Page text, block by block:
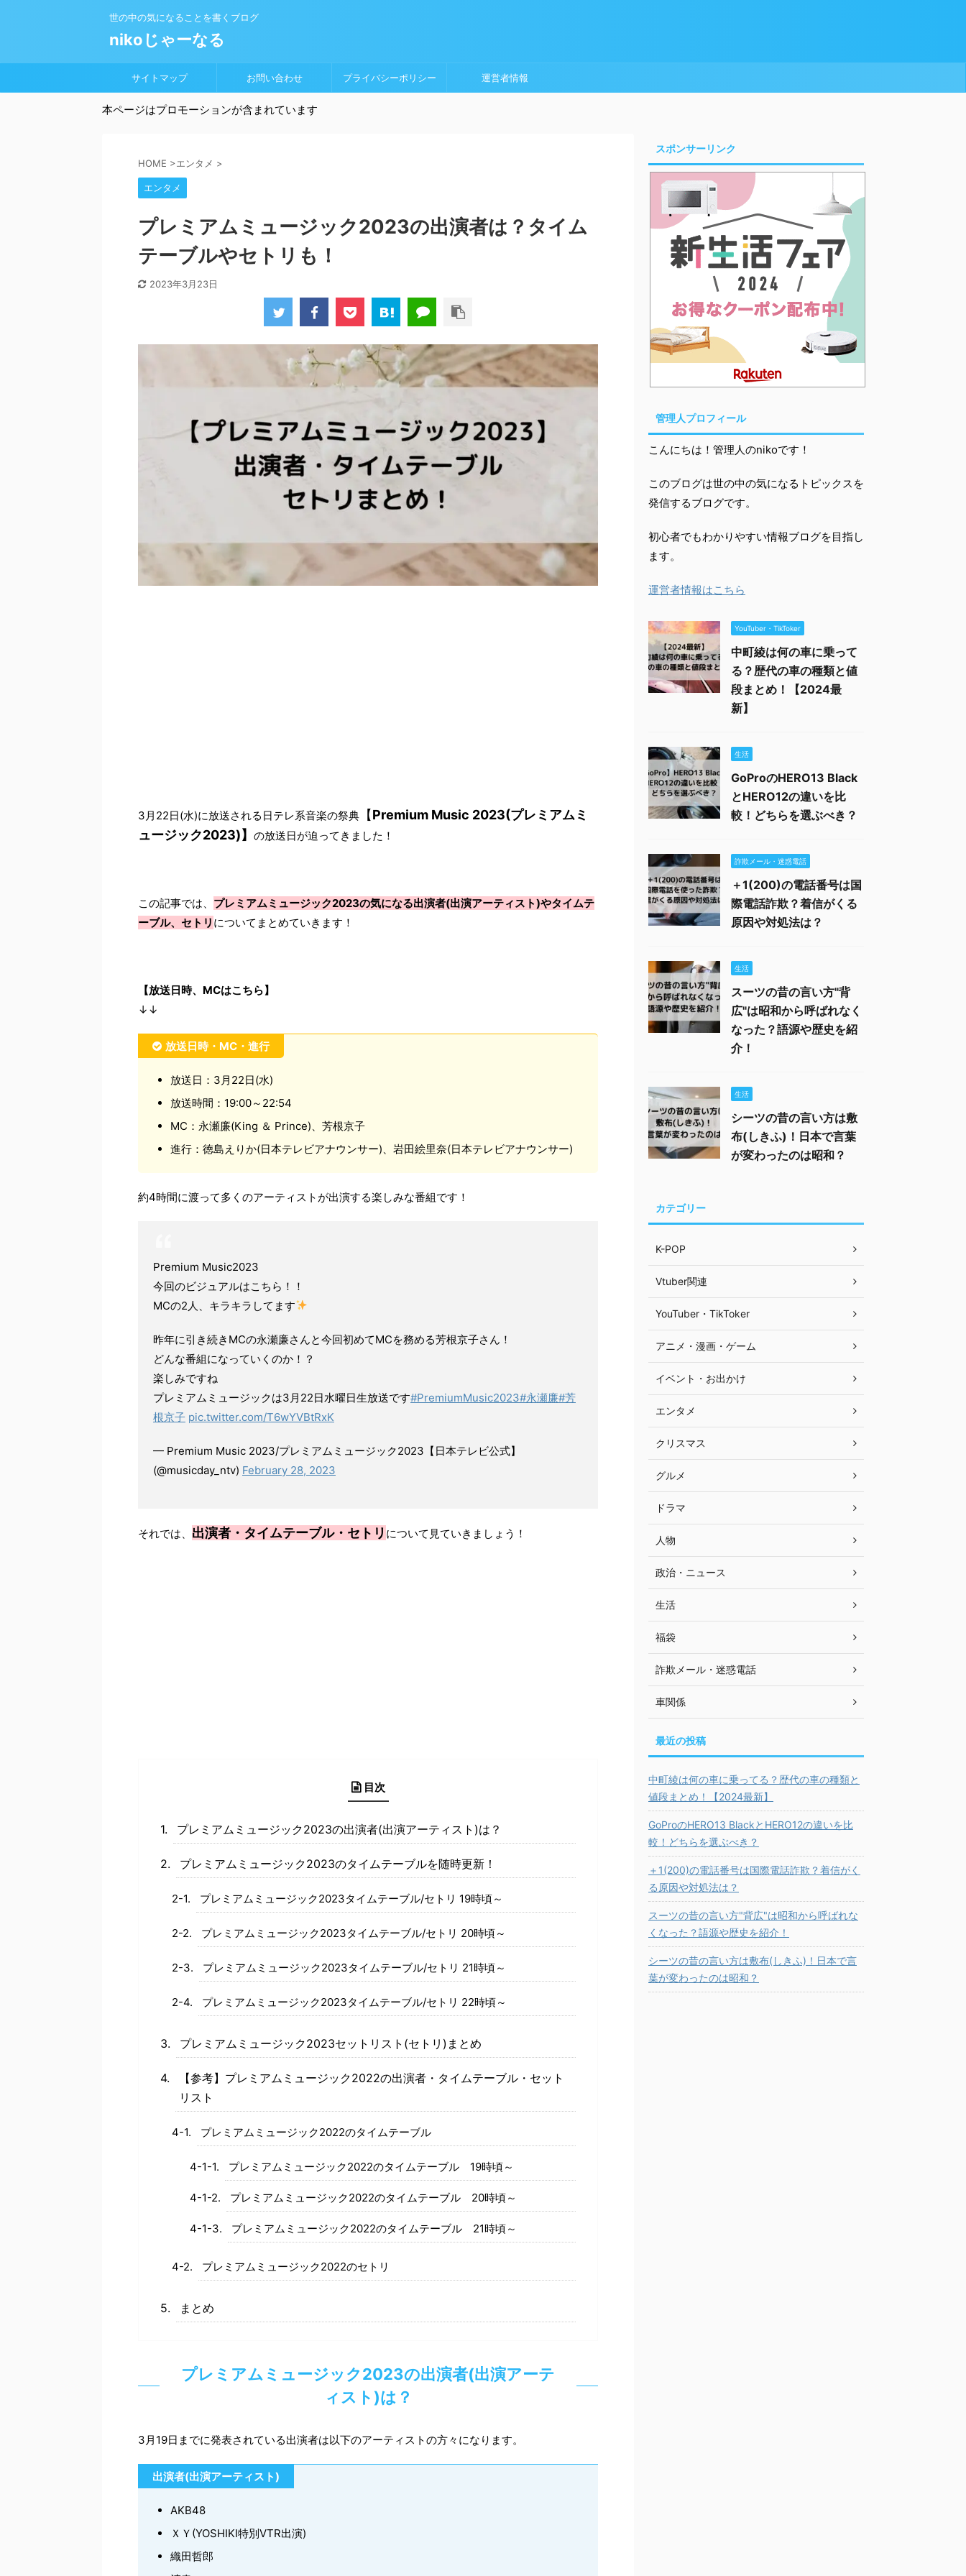
世の中の気になることを書くブログ
nikoじゃーなる
サイトマップ お問い合わせ プライバシーポリシー 運営者情報
本ページはプロモーションが含まれています
HOME >エンタメ >
エンタメ
プレミアムミュージック2023の出演者は？タイム
テーブルやセトリも！
2023年3月23日
3月22日(水)に放送される日テレ系音楽の祭典 【Premium Music 2023(プレミアムミ
ュージック2023)】 の放送日が迫ってきました！
この記事では、 プレミアムミュージック2023の気になる出演者(出演アーティスト)やタイムテ
ーブル、セトリ についてまとめていきます！
【放送日時、MCはこちら】
↓↓
放送日時・MC・進行
放送日：3月22日(水)
放送時間：19:00～22:54
MC：永瀬廉(King ＆ Prince)、芳根京子
進行：徳島えりか(日本テレビアナウンサー)、岩田絵里奈(日本テレビアナウンサー)
約4時間に渡って多くのアーティストが出演する楽しみな番組です！
Premium Music2023
今回のビジュアルはこちら！！
MCの2人、キラキラしてます
昨年に引き続きMCの永瀬廉さんと今回初めてMCを務める芳根京子さん！
どんな番組になっていくのか！？
楽しみですね
プレミアムミュージックは3月22日水曜日生放送です#PremiumMusic2023#永瀬廉#芳
根京子 pic.twitter.com/T6wYVBtRxK
— Premium Music 2023/プレミアムミュージック2023【日本テレビ公式】
(@musicday_ntv) February 28, 2023
それでは、 出演者・タイムテーブル・セトリ について見ていきましょう！
目次
プレミアムミュージック2023の出演者(出演アーティスト)は？
プレミアムミュージック2023のタイムテーブルを随時更新！
プレミアムミュージック2023タイムテーブル/セトリ 19時頃～
プレミアムミュージック2023タイムテーブル/セトリ 20時頃～
プレミアムミュージック2023タイムテーブル/セトリ 21時頃～
プレミアムミュージック2023タイムテーブル/セトリ 22時頃～
プレミアムミュージック2023セットリスト(セトリ)まとめ
【参考】プレミアムミュージック2022の出演者・タイムテーブル・セット
リスト
プレミアムミュージック2022のタイムテーブル
プレミアムミュージック2022のタイムテーブル 19時頃～
プレミアムミュージック2022のタイムテーブル 20時頃～
プレミアムミュージック2022のタイムテーブル 21時頃～
プレミアムミュージック2022のセトリ
まとめ
プレミアムミュージック2023の出演者(出演アーテ
ィスト)は？
3月19日までに発表されている出演者は以下のアーティストの方々になります。
出演者(出演アーティスト)
AKB48
ＸＹ(YOSHIKI特別VTR出演)
織田哲郎
スポンサーリンク
管理人プロフィール
こんにちは！管理人のnikoです！
このブログは世の中の気になるトピックスを
発信するブログです。
初心者でもわかりやすい情報ブログを目指し
ます。
運営者情報はこちら
YouTuber・TikToker
中町綾は何の車に乗って
る？歴代の車の種類と値
段まとめ！【2024最
新】
生活
GoProのHERO13 Black
とHERO12の違いを比
較！どちらを選ぶべき？
詐欺メール・迷惑電話
＋1(200)の電話番号は国
際電話詐欺？着信がくる
原因や対処法は？
生活
スーツの昔の言い方"背
広"は昭和から呼ばれなく
なった？語源や歴史を紹
介！
生活
シーツの昔の言い方は敷
布(しきふ)！日本で言葉
が変わったのは昭和？
カテゴリー
K-POP
Vtuber関連
YouTuber・TikToker
アニメ・漫画・ゲーム
イベント・お出かけ
エンタメ
クリスマス
グルメ
ドラマ
人物
政治・ニュース
生活
福袋
詐欺メール・迷惑電話
車関係
最近の投稿
中町綾は何の車に乗ってる？歴代の車の種類と
値段まとめ！【2024最新】
GoProのHERO13 BlackとHERO12の違いを比
較！どちらを選ぶべき？
＋1(200)の電話番号は国際電話詐欺？着信がく
る原因や対処法は？
スーツの昔の言い方"背広"は昭和から呼ばれな
くなった？語源や歴史を紹介！
シーツの昔の言い方は敷布(しきふ)！日本で言
葉が変わったのは昭和？